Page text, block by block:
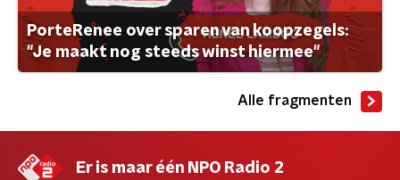
PorteRenee over sparen van koopzegels:
"Je maakt nog steeds winst hiermee"
Alle fragmenten
Er is maar één NPO Radio 2